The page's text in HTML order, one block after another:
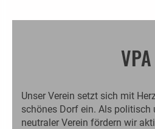
VPA
Unser Verein setzt sich mit
schönes Dorf ein. Als politisch
neutraler Verein fördern wir